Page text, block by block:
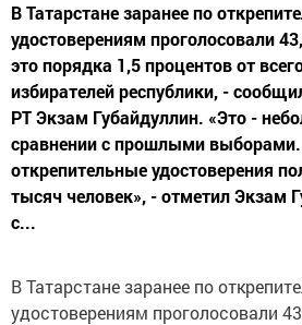
В Татарстане заранее по
удостоверениям проголосовали
это порядка 1,5 процентов от
избирателей республики, -
РТ Экзам Губайдуллин. «Это -
сравнении с прошлыми выборами.
открепительные удостоверения
тысяч человек», - отметил Экзам
с...
В Татарстане заранее по
удостоверениям проголосовали